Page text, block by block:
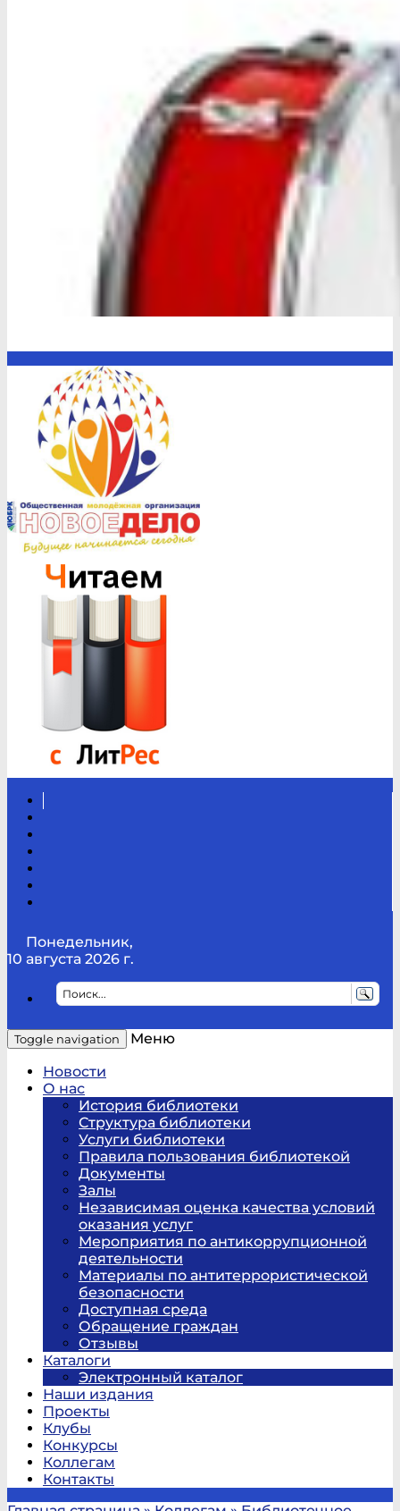
Понедельник,
10 августа 2026 г.
Toggle navigation
Меню
Новости
О нас
История библиотеки
Структура библиотеки
Услуги библиотеки
Правила пользования библиотекой
Документы
Залы
Независимая оценка качества условий
оказания услуг
Мероприятия по антикоррупционной
деятельности
Материалы по антитеррористической
безопасности
Доступная среда
Обращение граждан
Отзывы
Каталоги
Электронный каталог
Наши издания
Проекты
Клубы
Конкурсы
Коллегам
Контакты